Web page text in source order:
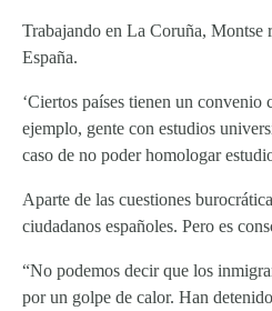
Trabajando en La Coruña, Montse
España.
‘Ciertos países tienen un
ejemplo, gente con estudios
caso de no poder homologar
Aparte de las cuestiones
ciudadanos españoles. Pero es
“No podemos decir que los
por un golpe de calor. Han